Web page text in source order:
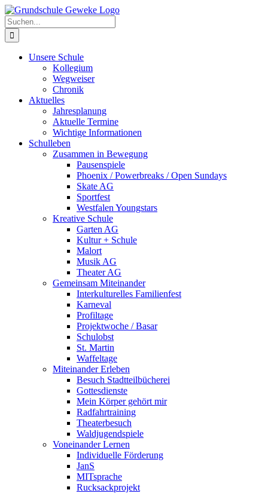
Zum
Inhalt
springen
Suche
nach:
Unsere Schule
Kollegium
Wegweiser
Chronik
Aktuelles
Jahresplanung
Aktuelle Termine
Wichtige Informationen
Schulleben
Zusammen in Bewegung
Pausenspiele
Phoenix / Powerbreaks / Open Sundays
Skate AG
Sportfest
Westfalen Youngstars
Kreative Schule
Garten AG
Kultur + Schule
Malort
Musik AG
Theater AG
Gemeinsam Miteinander
Interkulturelles Familienfest
Karneval
Profiltage
Projektwoche / Basar
Schulobst
St. Martin
Waffeltage
Miteinander Erleben
Besuch Stadtteilbücherei
Gottesdienste
Mein Körper gehört mir
Radfahrtraining
Theaterbesuch
Waldjugendspiele
Voneinander Lernen
Individuelle Förderung
JanS
MITsprache
Rucksackprojekt